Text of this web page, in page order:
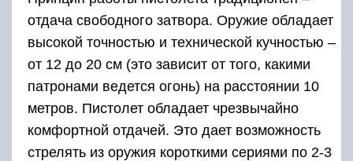
отдача свободного затвора. Оружие обладает
высокой точностью и технической кучностью –
от 12 до 20 см (это зависит от того, какими
патронами ведется огонь) на расстоянии 10
метров. Пистолет обладает чрезвычайно
комфортной отдачей. Это дает возможность
стрелять из оружия короткими сериями по 2-3